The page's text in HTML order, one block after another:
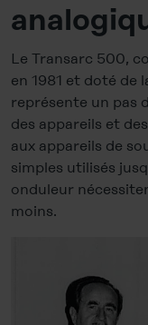
Le Transarc 500,
en 1981 et doté de
représente un pas
des appareils et
aux appareils de
simples utilisés
onduleur
moins.